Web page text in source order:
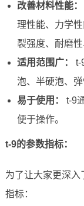
改善材料性能：
理性能、力学
裂强度、耐磨性
适用范围广：
t-
泡、半硬泡、弹
易于使用：
t-9
便于操作。
t-9的参数指标：
为了让大家更深
指标：